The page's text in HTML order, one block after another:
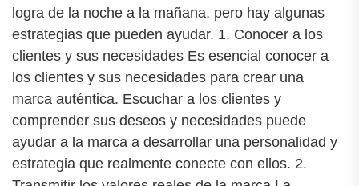
logra de la noche a la mañana, pero hay algunas
estrategias que pueden ayudar. 1. Conocer a los
clientes y sus necesidades Es esencial conocer a
los clientes y sus necesidades para crear una
marca auténtica. Escuchar a los clientes y
comprender sus deseos y necesidades puede
ayudar a la marca a desarrollar una personalidad y
estrategia que realmente conecte con ellos. 2.